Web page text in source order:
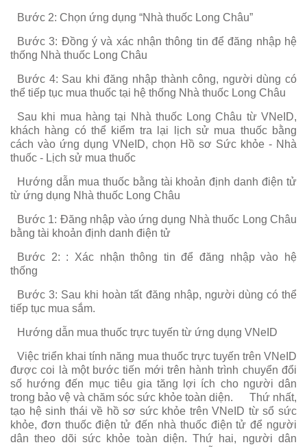
Bước 2: Chọn ứng dụng “Nhà thuốc Long Châu”
Bước 3: Đồng ý và xác nhận thông tin để đăng nhập hệ
thống Nhà thuốc Long Châu
Bước 4: Sau khi đăng nhập thành công, người dùng có
thể tiếp tục mua thuốc tại hệ thống Nhà thuốc Long Châu
Sau khi mua hàng tại Nhà thuốc Long Châu từ VNeID,
khách hàng có thể kiểm tra lại lịch sử mua thuốc bằng
cách vào ứng dụng VNeID, chọn Hồ sơ Sức khỏe - Nhà
thuốc - Lịch sử mua thuốc
Hướng dẫn mua thuốc bằng tài khoản định danh điện tử
từ ứng dụng Nhà thuốc Long Châu
Bước 1: Đăng nhập vào ứng dụng Nhà thuốc Long Châu
bằng tài khoản định danh điện tử
Bước 2: : Xác nhận thông tin để đăng nhập vào hệ
thống
Bước 3: Sau khi hoàn tất đăng nhập, người dùng có thể
tiếp tục mua sắm.
Hướng dẫn mua thuốc trực tuyến từ ứng dụng VNeID
Việc triển khai tính năng mua thuốc trực tuyến trên VNeID
được coi là một bước tiến mới trên hành trình chuyển đổi
số hướng đến mục tiêu gia tăng lợi ích cho người dân
trong bảo vệ và chăm sóc sức khỏe toàn diện.
Thứ nhất,
tạo hệ sinh thái về hồ sơ sức khỏe trên VNeID từ sổ sức
khỏe, đơn thuốc điện tử đến nhà thuốc điện tử để người
dân theo dõi sức khỏe toàn diện. Thứ hai, người dân